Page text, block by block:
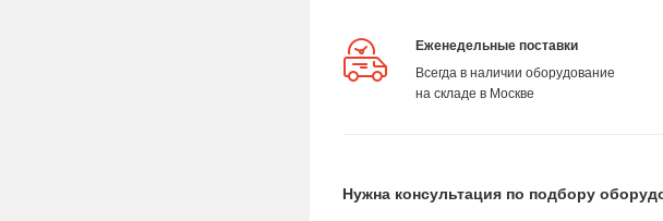
Еженедельные поставки
Всегда в наличии оборудование
на складе в Москве
Нужна консультация по подбору